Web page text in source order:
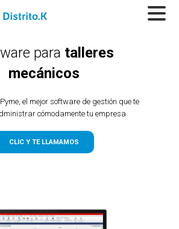
para talleres
mecánicos
el mejor software de gestión que te
cómodamente tu empresa.
CLIC Y TE LLAMAMOS